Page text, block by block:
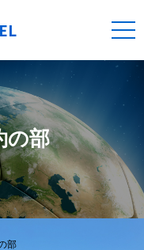
の部
部